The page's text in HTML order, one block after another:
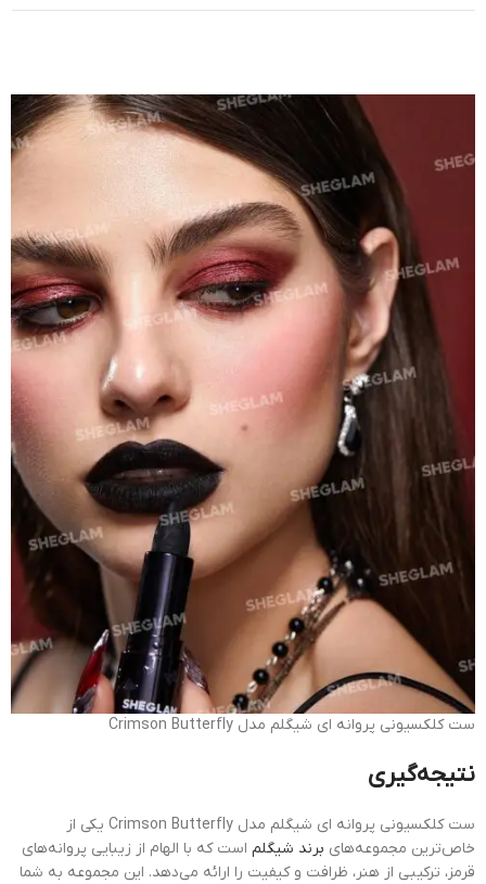
ست کلکسیونی پروانه ای شیگلم مدل Crimson Butterfly
نتیجه‌گیری
ست کلکسیونی پروانه ای شیگلم مدل Crimson Butterfly یکی از
خاص‌ترین مجموعه‌های برند شیگلم است که با الهام از زیبایی پروانه‌های
قرمز، ترکیبی از هنر، ظرافت و کیفیت را ارائه می‌دهد. این مجموعه به شما